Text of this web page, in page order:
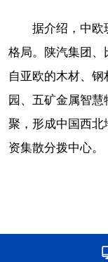
据介绍，中欧
格局。陕汽集团、
自亚欧的木材、
园、五矿金属智
聚，形成中国西北
资集散分拨中心。